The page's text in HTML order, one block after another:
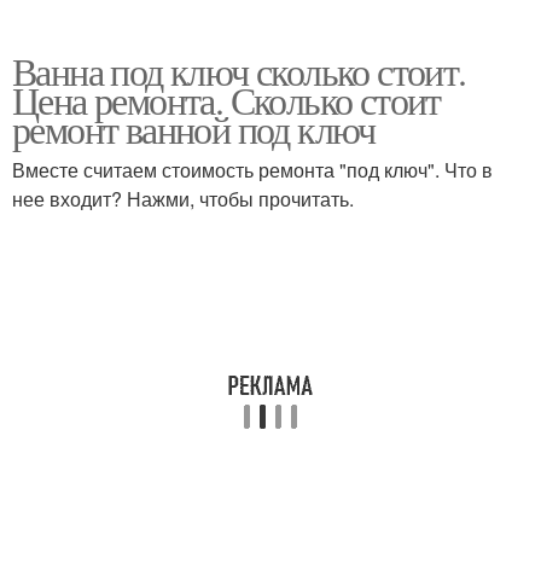
Ванна под ключ сколько стоит.
Цена ремонта. Сколько стоит
ремонт ванной под ключ
Вместе считаем стоимость ремонта "под ключ". Что в
нее входит? Нажми, чтобы прочитать.